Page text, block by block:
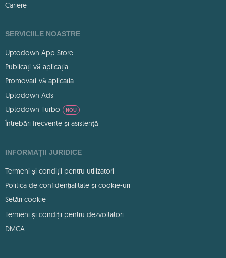
Cariere
SERVICIILE NOASTRE
Uptodown App Store
Publicați-vă aplicația
Promovați-vă aplicația
Uptodown Ads
Uptodown Turbo
NOU
Întrebări frecvente și asistență
INFORMAȚII JURIDICE
Termeni și condiții pentru utilizatori
Politica de confidențialitate și cookie-uri
Setări cookie
Termeni și condiții pentru dezvoltatori
DMCA